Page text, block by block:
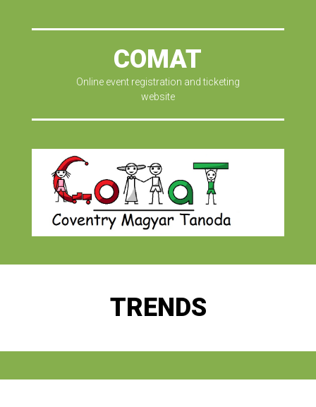
COMAT
Online event registration and ticketing
website
TRENDS